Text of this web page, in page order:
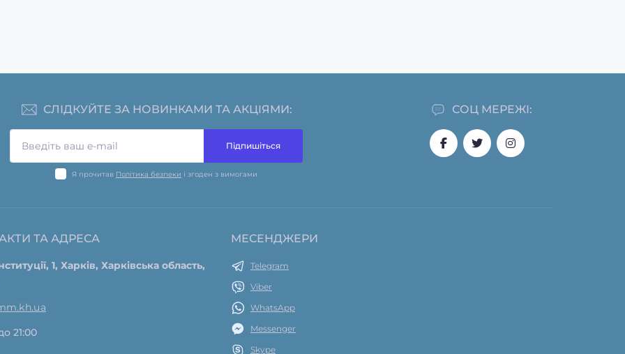
СОЦ МЕРЕЖІ:
СЛІДКУЙТЕ ЗА НОВИНКАМИ ТА АКЦІЯМИ:
Підпишіться
Я прочитав Політика безпеки і згоден з вимогами
ТА АДРЕСА
1, Харків, Харківська область,
21:00
МЕСЕНДЖЕРИ
Telegram
Viber
WhatsApp
Messenger
Skype